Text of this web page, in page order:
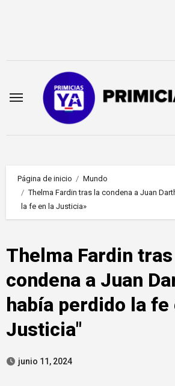
Página de inicio
Mundo
Thelma Fardin tras la condena a Juan
la fe en la Justicia»
Thelma Fardin
condena a Juan
había perdido la fe
Justicia"
junio 11, 2024